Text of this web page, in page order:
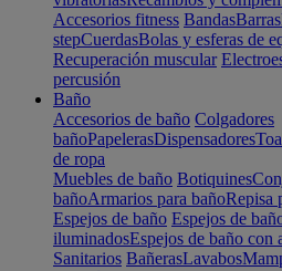
Accesorios fitness BandasBarras
stepCuerdasBolas y esferas de
Recuperación muscular
percusión
Baño
Accesorios de baño Colgadores
bañoPapelerasDispensadores
de ropa
Muebles de baño Botiquines
bañoArmarios para bañoRepisa
Espejos de baño Espejos de
iluminadosEspejos de baño con
Sanitarios BañerasLavabos